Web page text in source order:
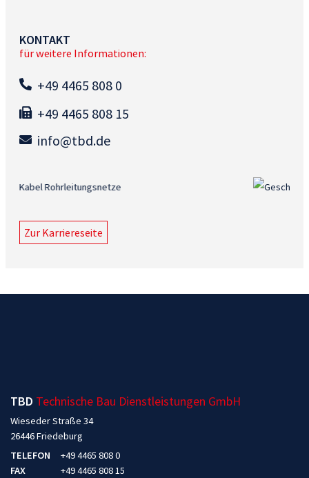
KONTAKT
für weitere Informationen:
+49 4465 808 0
+49 4465 808 15
info@tbd.de
Zur Karriereseite
TBD Technische Bau Dienstleistungen GmbH
Wieseder Straße 34
26446 Friedeburg
TELEFON
+49 4465 808 0
FAX
+49 4465 808 15